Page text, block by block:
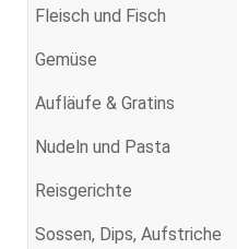
Fleisch und Fisch
Gemüse
Aufläufe & Gratins
Nudeln und Pasta
Reisgerichte
Sossen, Dips, Aufstriche